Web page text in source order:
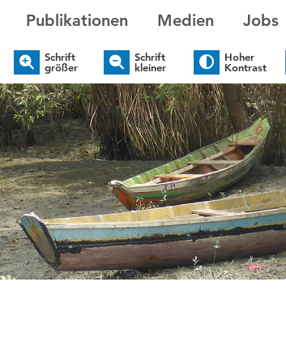
Publikationen Medien Jobs
Schrift
größer
Schrift
kleiner
Hoher
Kontrast